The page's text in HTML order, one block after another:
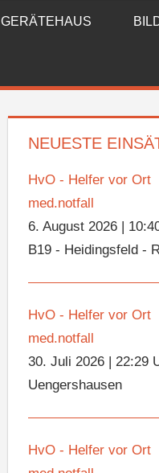
GERÄTEHAUS
NEUESTE
HvO - Helfer vor Ort
med.notfall
6. August 2026
B19 - Heidingsfeld -
HvO - Helfer vor Ort
med.notfall
30. Juli 2026 |22:29
Uengershausen
HvO - Helfer vor Ort